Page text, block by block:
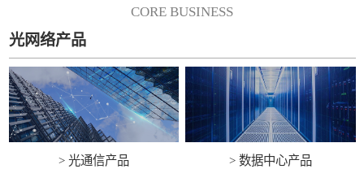
CORE BUSINESS
光网络产品
> 光通信产品 > 数据中心产品